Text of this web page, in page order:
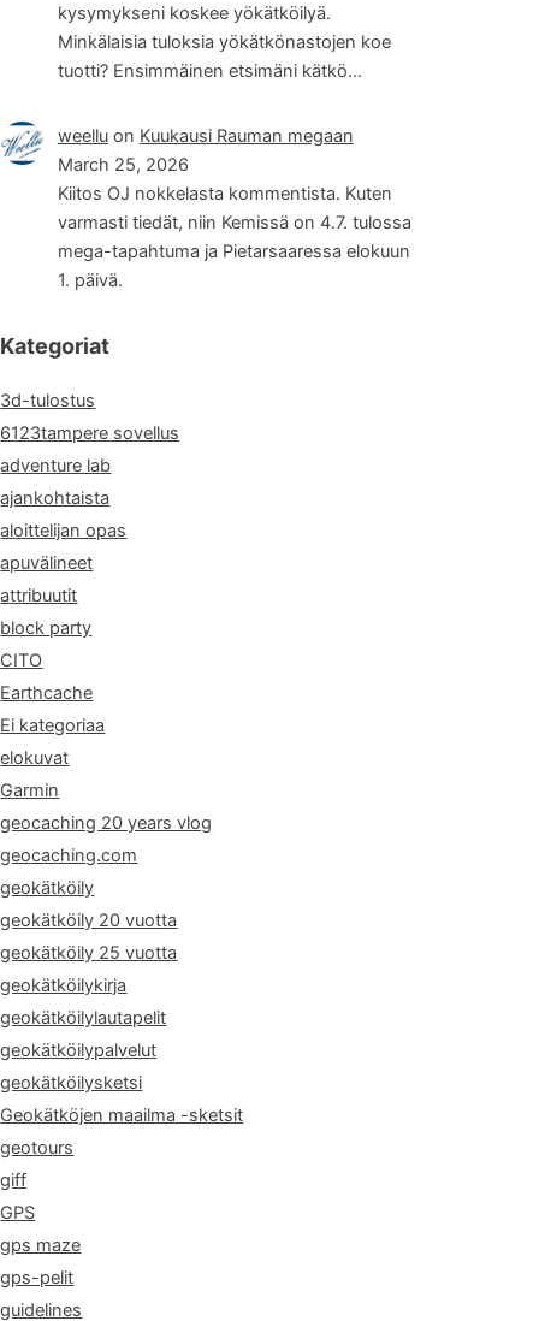
kysymykseni koskee yökätköilyä.
Minkälaisia tuloksia yökätkönastojen koe
tuotti? Ensimmäinen etsimäni kätkö…
weelluon Kuukausi Rauman megaan
March 25, 2026
Kiitos OJ nokkelasta kommentista. Kuten
varmasti tiedät, niin Kemissä on 4.7. tulossa
mega-tapahtuma ja Pietarsaaressa elokuun
1. päivä.
Kategoriat
3d-tulostus
6123tampere sovellus
adventure lab
ajankohtaista
aloittelijan opas
apuvälineet
attribuutit
block party
CITO
Earthcache
Ei kategoriaa
elokuvat
Garmin
geocaching 20 years vlog
geocaching.com
geokätköily
geokätköily 20 vuotta
geokätköily 25 vuotta
geokätköilykirja
geokätköilylautapelit
geokätköilypalvelut
geokätköilysketsi
Geokätköjen maailma -sketsit
geotours
giff
GPS
gps maze
gps-pelit
guidelines